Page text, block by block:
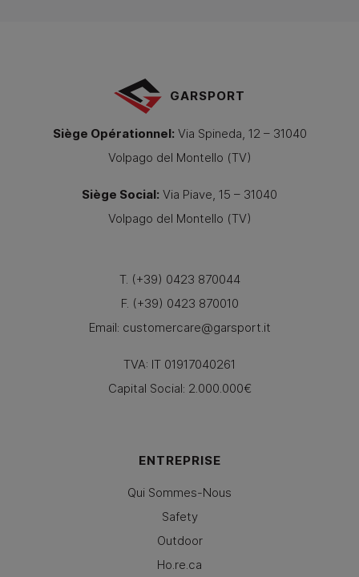
GARSPORT
Siège Opérationnel: Via Spineda, 12 – 31040
Volpago del Montello (TV)
Siège Social: Via Piave, 15 – 31040
Volpago del Montello (TV)
T. (+39) 0423 870044
F. (+39) 0423 870010
Email: customercare@garsport.it
TVA: IT 01917040261
Capital Social: 2.000.000€
ENTREPRISE
Qui Sommes-Nous
Safety
Outdoor
Ho.re.ca